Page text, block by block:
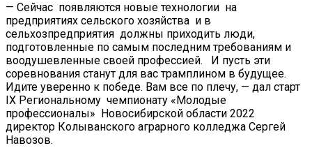
— Сейчас появляются новые технологии на
предприятиях сельского хозяйства и в
сельхозпредприятия должны приходить люди,
подготовленные по самым последним требованиям и
воодушевленные своей профессией. И пусть эти
соревнования станут для вас трамплином в будущее.
Идите уверенно к победе. Вам все по плечу, — дал старт
IX Региональному чемпионату «Молодые
профессионалы» Новосибирской области 2022
директор Колыванского аграрного колледжа Сергей
Навозов.